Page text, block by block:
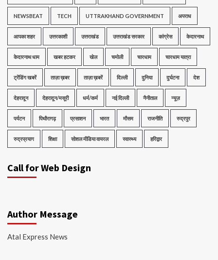
NEWSBEAT TECH UTTRAKHAND GOVERNMENT अपराध
आपका शहर उत्तरकाशी उत्तराखंड उत्तराखंड सरकार कांग्रेस केदारनाथ
केदारनाथ धाम खबर हटकर खेल चमोली चारधाम चारधाम यात्रा
ट्रेंडिंग खबरें ताज़ा ख़बर ताज़ा ख़बरें दिल्ली दुनिया दुर्घटना देश
देहरादून देहरादून/मसूरी धर्म/कर्म नई दिल्ली नैनीताल न्यूज़
पर्यटन पिथौरागढ़ प्रसाशन भारत मौसम राजनीति रुद्रपुर
रुद्रप्रयाग शिक्षा सोशल मीडिया वायरल स्वास्थ्य हरिद्वार
Call for Web Design
Author Message
Atal Express News